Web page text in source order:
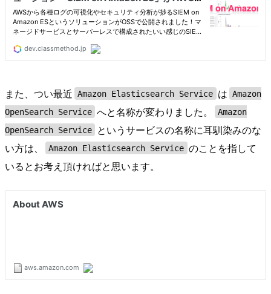
また、つい最近 Amazon Elasticsearch Service は Amazon
OpenSearch Service へと名称が変わりました。
Amazon
OpenSearch Service
というサービスの名称に耳馴染みのな
い方は、
Amazon Elasticsearch Service のことを指して
いるとお考え頂ければと思います。